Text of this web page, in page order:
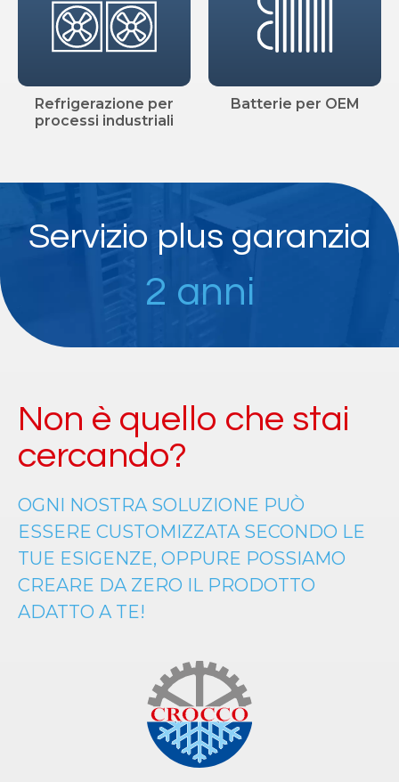
Refrigerazione per
processi industriali
Batterie per OEM
Servizio plus garanzia
2 anni
Non è quello che stai
cercando?
OGNI NOSTRA SOLUZIONE PUÒ
ESSERE CUSTOMIZZATA SECONDO LE
TUE ESIGENZE, OPPURE POSSIAMO
CREARE DA ZERO IL PRODOTTO
ADATTO A TE!